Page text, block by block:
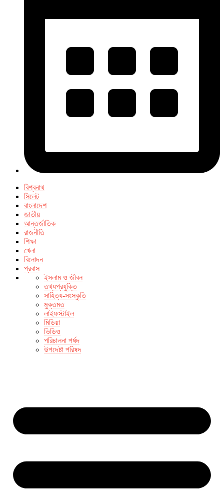
বিশ্বনাথ
সিলেট
বাংলাদেশ
জাতীয়
আন্তর্জাতিক
রাজনীতি
শিক্ষা
খেলা
বিনোদন
প্রবাস
ইসলাম ও জীবন
তথ্যপ্রযুক্তি
সাহিত্য-সংস্কৃতি
মুক্তমত
লাইফস্টাইল
মিডিয়া
ভিডিও
পরিচালনা পর্ষদ
উপদেষ্টা পরিষদ